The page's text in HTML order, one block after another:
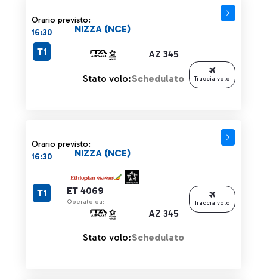
Orario previsto:
16:30
AZ 345
NIZZA (NCE)
T1
Stato volo:Schedulato Traccia volo
Orario previsto:
16:30
ET 4069
Operato da:
AZ 345
NIZZA (NCE)
T1
Stato volo:Schedulato
Traccia volo